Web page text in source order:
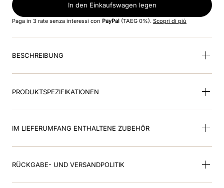
9.kep nero
In den Einkaufswagen legen
Paga in 3 rate senza interessi con PayPal (TAEG 0%). Scopri di più
BESCHREIBUNG
PRODUKTSPEZIFIKATIONEN
IM LIEFERUMFANG ENTHALTENE ZUBEHÖR
RÜCKGABE- UND VERSANDPOLITIK